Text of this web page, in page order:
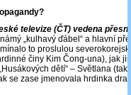
televize (ČT) vedena
„kulhavý ďábel“ a hlavní
to proslulou
činy Kim Čong-una), jak
dětí“ – Světlana
se zase jmenovala hrdinka